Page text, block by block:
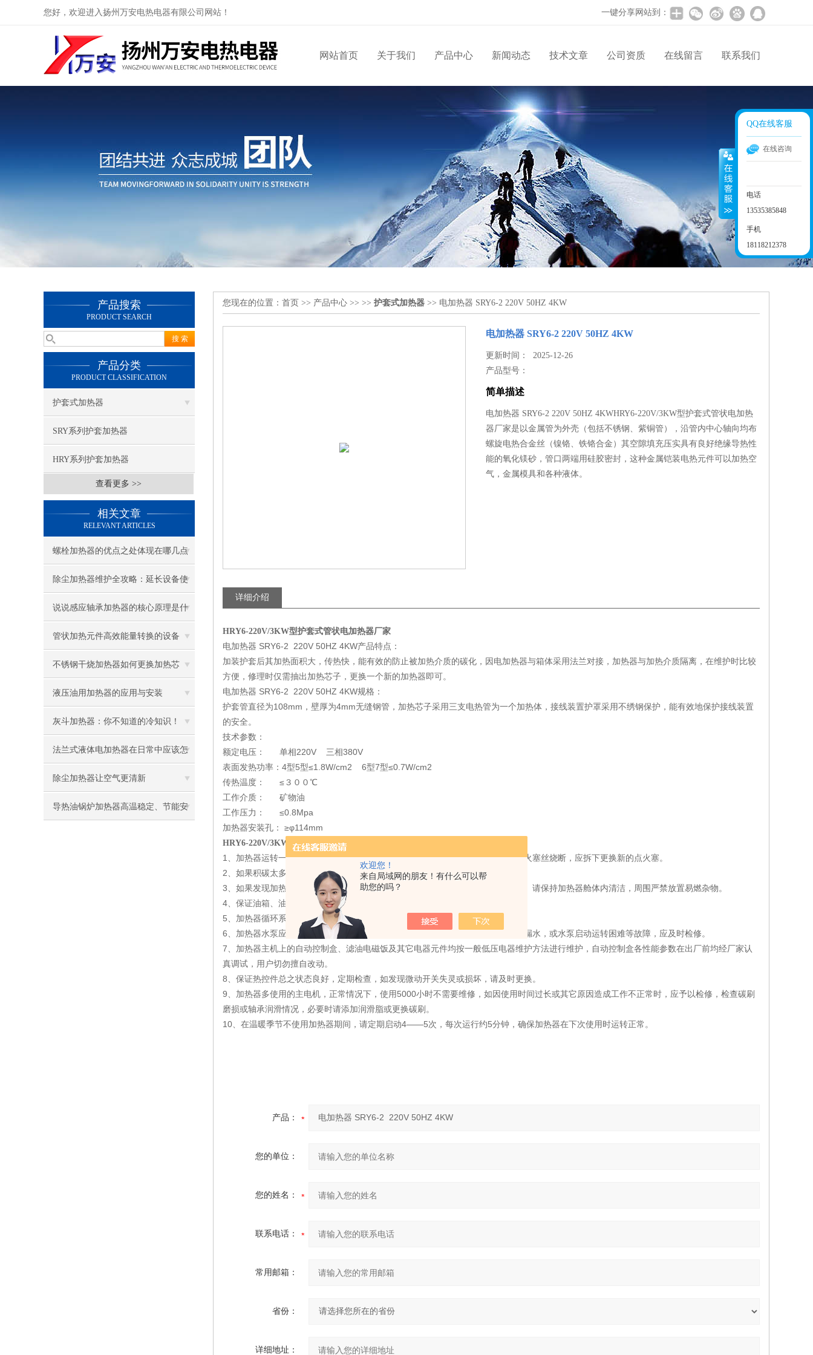
欢迎您！
来自局域网的朋友！有什么可以帮
助您的吗？
您好，欢迎进入扬州万安电热电器有限公司网站！ 一键分享网站到：
网站首页 关于我们 产品中心 新闻动态 技术文章 公司资质 在线留言 联系我们
产品搜索
PRODUCT SEARCH
产品分类
PRODUCT CLASSIFICATION
护套式加热器
SRY系列护套加热器
HRY系列护套加热器
查看更多 >>
相关文章
RELEVANT ARTICLES
螺栓加热器的优点之处体现在哪几点
除尘加热器维护全攻略：延长设备使
用寿命
说说感应轴承加热器的核心原理是什
么呢
管状加热元件高效能量转换的设备
不锈钢干烧加热器如何更换加热芯
液压油用加热器的应用与安装
灰斗加热器：你不知道的冷知识！
法兰式液体电加热器在日常中应该怎
样维护保养呢
除尘加热器让空气更清新
导热油锅炉加热器高温稳定、节能安
您现在的位置： 首页 >> 产品中心 >> >> 护套式加热器 >> 电加热器 SRY6-2 220V 50HZ 4KW
电加热器 SRY6-2 220V 50HZ 4KW
更新时间： 2025-12-26
产品型号：
简单描述
电加热器 SRY6-2 220V 50HZ 4KWHRY6-220V/3KW型护套式管状电加热
器厂家是以金属管为外壳（包括不锈钢、紫铜管），沿管内中心轴向均布
螺旋电热合金丝（镍铬、铁铬合金）其空隙填充压实具有良好绝缘导热性
能的氧化镁砂，管口两端用硅胶密封，这种金属铠装电热元件可以加热空
气，金属模具和各种液体。
详细介绍
HRY6-220V/3KW型护套式管状电加热器厂家
电加热器 SRY6-2 220V 50HZ 4KW产品特点：
加装护套后其加热面积大，传热快，能有效的防止被加热介质的碳化，因电加热器与箱体采用法兰对接，加热器与加热介质隔离，在维护时比较
方便，修理时仅需抽出加热芯子，更换一个新的加热器即可。
电加热器 SRY6-2 220V 50HZ 4KW规格：
护套管直径为108mm，壁厚为4mm无缝钢管，加热芯子采用三支电热管为一个加热体，接线装置护罩采用不绣钢保护，能有效地保护接线装置
的安全。
技术参数：
额定电压： 单相220V 三相380V
表面发热功率：4型5型≤1.8W/cm2 6型7型≤0.7W/cm2
传热温度： ≤３００℃
工作介质： 矿物油
工作压力： ≤0.8Mpa
加热器安装孔： ≥φ114mm
HRY6-220V/3KW型护套式管状电加热器厂家
1、加热器运转一段时间后（根据用户使用情况），应拧下点火塞清理积碳，如点火塞丝烧断，应拆下更换新的点火塞。
2、如果积碳太多，引起热效率降低时，应清理水套内壁散热片及燃烧室内的积碳。
3、如果发现加热器主机进气管排气管和滴油管被泥土堵塞时，请及时清理、疏通。请保持加热器舱体内清洁，周围严禁放置易燃杂物。
4、保证油箱、油管及滤油电磁阀清洁，防止污物堵塞油路。
5、加热器循环系统中应使用与外界环境温度相适应的防冻液作为循环加热介质。
6、加热器水泵应根据用户使用情况，定期检查，如果发现起密封作用的水封部件漏水，或水泵启动运转困难等故障，应及时检修。
7、加热器主机上的自动控制盒、滤油电磁饭及其它电器元件均按一般低压电器维护方法进行维护，自动控制盒各性能参数在出厂前均经厂家认
真调试，用户切勿擅自改动。
8、保证热控件总之状态良好，定期检查，如发现微动开关失灵或损坏，请及时更换。
9、加热器多使用的主电机，正常情况下，使用5000小时不需要维修，如因使用时间过长或其它原因造成工作不正常时，应予以检修，检查碳刷
磨损或轴承润滑情况，必要时请添加润滑脂或更换碳刷。
10、在温暖季节不使用加热器期间，请定期启动4——5次，每次运行约5分钟，确保加热器在下次使用时运转正常。
产品：
您的单位：
您的姓名：
联系电话：
常用邮箱：
省份：
详细地址：
QQ在线客服
在线咨询
电话
13535385848
手机
18118212378